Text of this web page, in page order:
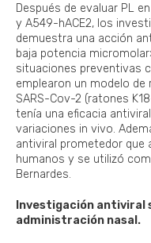
Después de evaluar PL
y A549-hACE2, los
demuestra una acción
baja potencia
situaciones preventivas
emplearon un modelo
SARS-Cov-2 (ratones
tenía una eficacia
variaciones in vivo.
antiviral prometedor que
humanos y se utilizó
Bernardes.
Investigación antiviral
administración nasal.